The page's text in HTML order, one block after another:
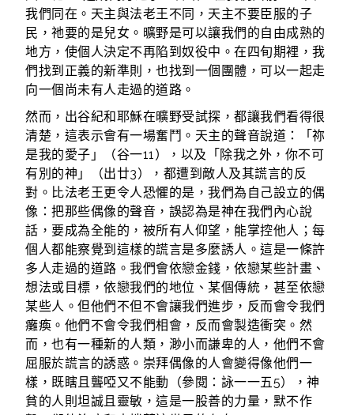
我們同在。天主與法老王不同，天主不要臣服的子
民，祂要的是兒女。曠野是可以讓我們的自由成熟的
地方，使個人決定不再陷到奴役中。在四旬期裡，我
們找到正義的新準則，也找到一個團體，可以一起走
向一個尚未有人走過的道路。
然而，出谷紀和耶穌在曠野受試探，都讓我們看得很
清楚，這表示會有一場奮鬥。天主的聲音說道：「祢
是我的愛子」（谷一11），以及「除我之外，你不可
有別的神」（出廿3），都遭到敵人及其謊言的反
對。比法老王更令人恐懼的是，我們為自己設立的偶
像：把那些偶像的聲音，誤認為是神在我們內心說
話，要成為全能的，被所有人仰望，能掌控他人；每
個人都能察覺到這樣的謊言是多麼誘人。這是一條許
多人走過的道路。我們會依戀金錢，依戀某些計畫、
想法或目標，依戀我們的地位、某個傳統，甚至依戀
某些人。但他們不但不會讓我們進步，反而會令我們
癱瘓。他們不會令我們相會，反而會製造衝突。然
而，也有一種新的人類，渺小而謙卑的人，他們不會
屈服於謊言的誘惑。崇拜偶像的人會變得像他們一
樣，既瞎且聾啞又不能動（參閱：詠一一五5），神
貧的人則坦誠且靈敏，這是一股善的力量，默不作